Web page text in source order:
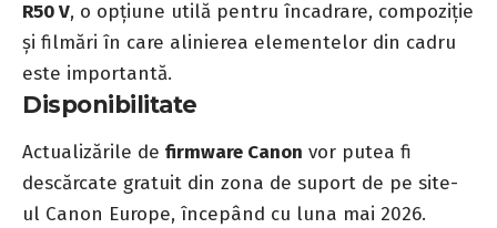
R50 V, o opțiune utilă pentru încadrare, compoziție
și filmări în care alinierea elementelor din cadru
este importantă.
Disponibilitate
Actualizările de firmware Canon vor putea fi
descărcate gratuit din zona de suport de pe site-
ul Canon Europe, începând cu luna mai 2026.